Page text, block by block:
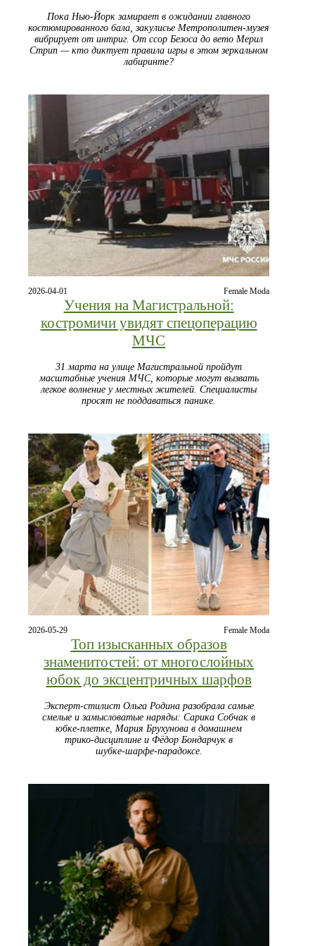
Пока Нью-Йорк замирает в ожидании главного
костюмированного бала, закулисье Метрополитен-музея
вибрирует от интриг. От ссор Безоса до вето Мерил
Стрип — кто диктует правила игры в этом зеркальном
лабиринте?
2026-04-01 Female Moda
Учения на Магистральной:
костромичи увидят спецоперацию
МЧС
31 марта на улице Магистральной пройдут
масштабные учения МЧС, которые могут вызвать
легкое волнение у местных жителей. Специалисты
просят не поддаваться панике.
2026-05-29 Female Moda
Топ изысканных образов
знаменитостей: от многослойных
юбок до эксцентричных шарфов
Эксперт‑стилист Ольга Родина разобрала самые
смелые и замысловатые наряды: Сарика Собчак в
юбке‑плетке, Мария Брухунова в домашнем
трико‑дисциплине и Фёдор Бондарчук в
шубке‑шарфе‑парадоксе.